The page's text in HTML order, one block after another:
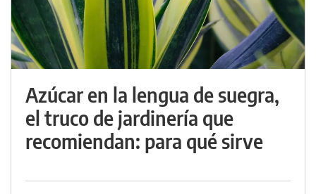
Azúcar en la lengua de suegra,
el truco de jardinería que
recomiendan: para qué sirve